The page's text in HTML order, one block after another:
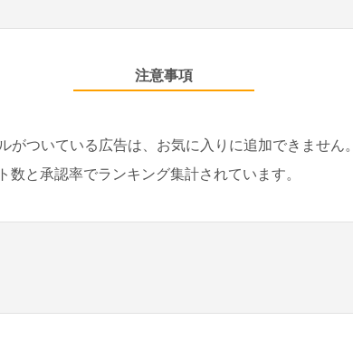
注意事項
がついている広告は、お気に入りに追加できません。
数と承認率でランキング集計されています。